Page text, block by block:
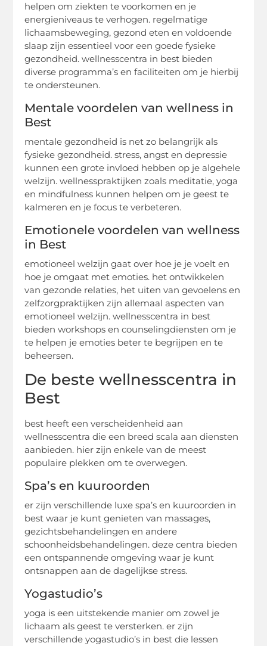
helpen om ziekten te voorkomen en je
energieniveaus te verhogen. regelmatige
lichaamsbeweging, gezond eten en voldoende
slaap zijn essentieel voor een goede fysieke
gezondheid. wellnesscentra in best bieden
diverse programma’s en faciliteiten om je hierbij
te ondersteunen.
Mentale voordelen van wellness in
Best
mentale gezondheid is net zo belangrijk als
fysieke gezondheid. stress, angst en depressie
kunnen een grote invloed hebben op je algehele
welzijn. wellnesspraktijken zoals meditatie, yoga
en mindfulness kunnen helpen om je geest te
kalmeren en je focus te verbeteren.
Emotionele voordelen van wellness
in Best
emotioneel welzijn gaat over hoe je je voelt en
hoe je omgaat met emoties. het ontwikkelen
van gezonde relaties, het uiten van gevoelens en
zelfzorgpraktijken zijn allemaal aspecten van
emotioneel welzijn. wellnesscentra in best
bieden workshops en counselingdiensten om je
te helpen je emoties beter te begrijpen en te
beheersen.
De beste wellnesscentra in
Best
best heeft een verscheidenheid aan
wellnesscentra die een breed scala aan diensten
aanbieden. hier zijn enkele van de meest
populaire plekken om te overwegen.
Spa’s en kuuroorden
er zijn verschillende luxe spa’s en kuuroorden in
best waar je kunt genieten van massages,
gezichtsbehandelingen en andere
schoonheidsbehandelingen. deze centra bieden
een ontspannende omgeving waar je kunt
ontsnappen aan de dagelijkse stress.
Yogastudio’s
yoga is een uitstekende manier om zowel je
lichaam als geest te versterken. er zijn
verschillende yogastudio’s in best die lessen